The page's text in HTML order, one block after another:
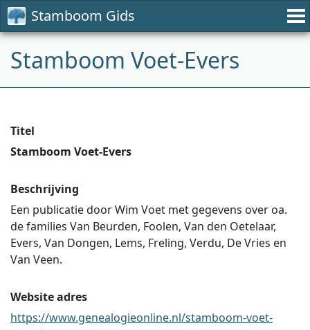
Stamboom Gids
Stamboom Voet-Evers
Titel
Stamboom Voet-Evers
Beschrijving
Een publicatie door Wim Voet met gegevens over oa.
de families Van Beurden, Foolen, Van den Oetelaar,
Evers, Van Dongen, Lems, Freling, Verdu, De Vries en
Van Veen.
Website adres
https://www.genealogieonline.nl/stamboom-voet-